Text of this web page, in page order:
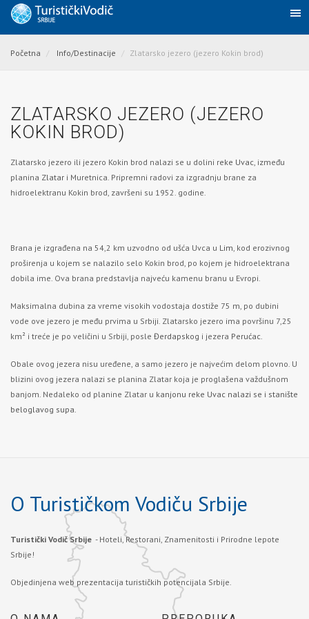
Početna Info/Destinacije Zlatarsko jezero (jezero Kokin brod)
ZLATARSKO JEZERO (JEZERO
KOKIN BROD)
Zlatarsko jezero ili jezero Kokin brod nalazi se u dolini reke Uvac, između
planina Zlatar i Muretnica. Pripremni radovi za izgradnju brane za
hidroelektranu Kokin brod, završeni su 1952. godine.
Brana je izgrađena na 54,2 km uzvodno od ušća Uvca u Lim, kod erozivnog
proširenja u kojem se nalazilo selo Kokin brod, po kojem je hidroelektrana
dobila ime. Ova brana predstavlja najveću kamenu branu u Evropi.
Maksimalna dubina za vreme visokih vodostaja dostiže 75 m, po dubini
vode ove jezero je među prvima u Srbiji. Zlatarsko jezero ima površinu 7,25
km² i treće je po veličini u Srbiji, posle Đerdapskog i jezera Perućac.
Obale ovog jezera nisu uređene, a samo jezero je najvećim delom plovno. U
blizini ovog jezera nalazi se planina Zlatar koja je proglašena važdušnom
banjom. Nedaleko od planine Zlatar u kanjonu reke Uvac nalazi se i stanište
beloglavog supa.
O Turističkom Vodiču Srbije
Turistički Vodič Srbije - Hoteli, Restorani, Znamenitosti i Prirodne lepote
Srbije!
Objedinjena web prezentacija turističkih potencijala Srbije.